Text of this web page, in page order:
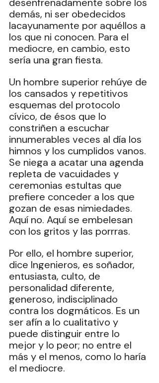
demás, ni ser obedecidos
lacayunamente por aquéllos a
los que ni conocen. Para el
mediocre, en cambio, esto
sería una gran fiesta.
Un hombre superior rehúye de
los cansados y repetitivos
esquemas del protocolo
cívico, de ésos que lo
constriñen a escuchar
innumerables veces al día los
himnos y los cumplidos vanos.
Se niega a acatar una agenda
repleta de vacuidades y
ceremonias estultas que
prefiere conceder a los que
gozan de esas nimiedades.
Aquí no. Aquí se embelesan
con los gritos y las porrras.
Por ello, el hombre superior,
dice Ingenieros, es soñador,
entusiasta, culto, de
personalidad diferente,
generoso, indisciplinado
contra los dogmáticos. Es un
ser afín a lo cualitativo y
puede distinguir entre lo
mejor y lo peor; no entre el
más y el menos, como lo haría
el mediocre.